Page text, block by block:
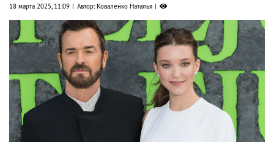
18 марта 2025, 11:09 Автор: Коваленко Наталья